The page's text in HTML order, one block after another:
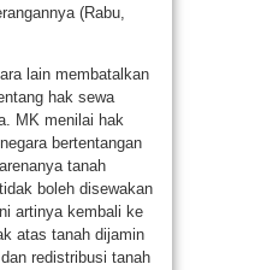
(Rabu,
lain membatalkan
hak sewa
MK menilai hak
bertentangan
tanah
boleh disewakan
artinya kembali ke
atas tanah dijamin
redistribusi tanah